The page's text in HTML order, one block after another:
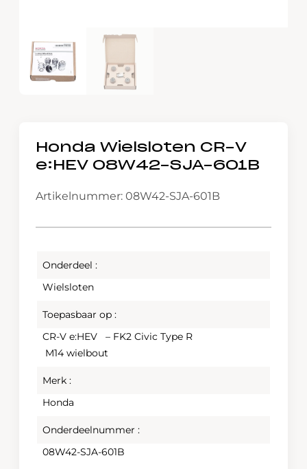
Honda Wielsloten CR-V
e:HEV 08W42-SJA-601B
Artikelnummer: 08W42-SJA-601B
Onderdeel :
Wielsloten
Toepasbaar op :
CR-V e:HEV – FK2 Civic Type R
M14 wielbout
Merk :
Honda
Onderdeelnummer :
08W42-SJA-601B